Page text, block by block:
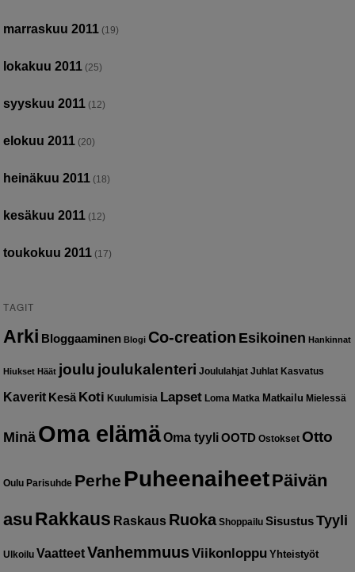
marraskuu 2011 (19)
lokakuu 2011 (25)
syyskuu 2011 (12)
elokuu 2011 (20)
heinäkuu 2011 (18)
kesäkuu 2011 (12)
toukokuu 2011 (17)
TAGIT
Arki Bloggaaminen Blogi Co-creation Esikoinen Hankinnat
Hiukset Häät joulu joulukalenteri Joululahjat Juhlat Kasvatus
Kaverit Kesä Koti Kuulumisia Lapset Loma Matka Matkailu Mielessä
Minä Oma elämäOma tyyli OOTD Ostokset Otto
Oulu Parisuhde Perhe PuheenaiheetPäivän
asu Rakkaus Raskaus Ruoka Shoppailu Sisustus Tyyli
Ulkoilu VaatteetVanhemmuusViikonloppu Yhteistyöt